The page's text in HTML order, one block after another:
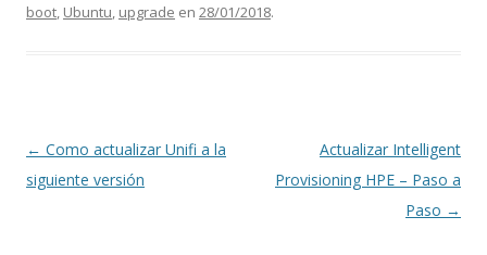
boot, Ubuntu, upgrade en 28/01/2018.
Navegación
de
← Como actualizar Unifi a la
siguiente versión
Actualizar Intelligent
Provisioning HPE – Paso a
Paso →